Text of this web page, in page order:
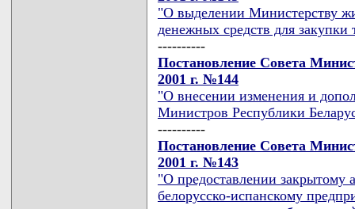
"О выделении Министерству
денежных средств для закупки
----------
Постановление Совета
2001 г. №144
"О внесении изменения и
Министров Республики
----------
Постановление Совета
2001 г. №143
"О предоставлении закрытому
белорусско-испанскому